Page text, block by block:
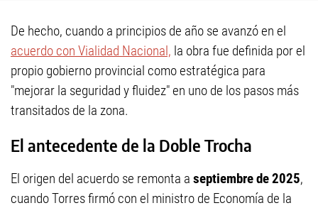
De hecho, cuando a principios de año se avanzó en el
acuerdo con Vialidad Nacional, la obra fue definida por el
propio gobierno provincial como estratégica para
"mejorar la seguridad y fluidez" en uno de los pasos más
transitados de la zona.
El antecedente de la Doble Trocha
El origen del acuerdo se remonta a septiembre de 2025,
cuando Torres firmó con el ministro de Economía de la